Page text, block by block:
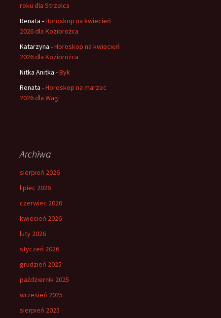
roku dla Strzelca
Renata -Horoskop na kwiecień
2026 dla Koziorożca
Katarzyna -Horoskop na kwiecień
2026 dla Koziorożca
Nitka Anitka -Byk
Renata -Horoskop na marzec
2026 dla Wagi
Archiwa
sierpień 2026
lipiec 2026
czerwiec 2026
kwiecień 2026
luty 2026
styczeń 2026
grudzień 2025
październik 2025
wrzesień 2025
sierpień 2025